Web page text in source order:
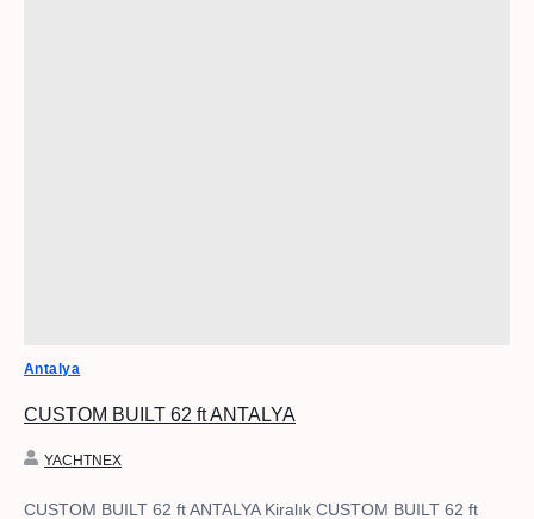
Antalya
CUSTOM BUILT 62 ft ANTALYA
YACHTNEX
CUSTOM BUILT 62 ft ANTALYA Kiralık CUSTOM BUILT 62 ft